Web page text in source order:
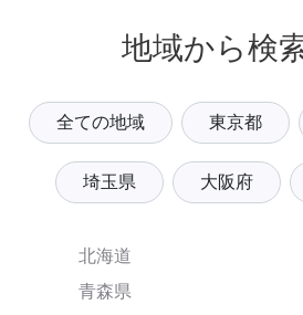
地域から検
全ての地域 東京都
埼玉県 大阪府
北海道
青森県